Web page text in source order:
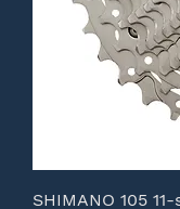
SHIMANO 105